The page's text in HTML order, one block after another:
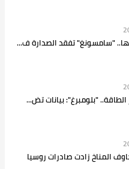
"سامسونغ" تفقد الصدارة ف...
"بلومبرغ": بيانات تض...
المناخ زادت صادرات روسيا